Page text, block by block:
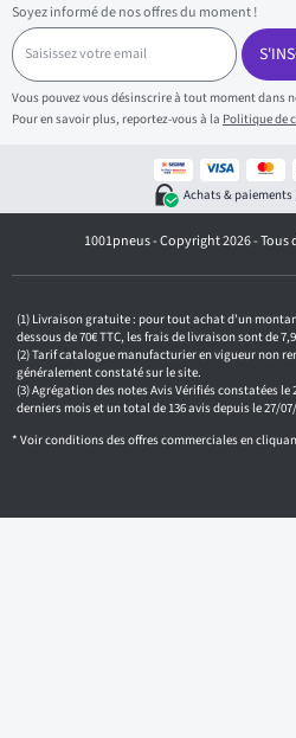
Soyez informé de nos offres du moment !
S
a
i
s
i
s
e
m
a
Vous pouvez vous désinscrire à tout moment dans
Pour en savoir plus, reportez-vous à la Politique de
Achats & paiements
1001pneus - Copyright 2026 - Tous
Livraison gratuite : pour tout achat d'un
dessous de 70€ TTC, les frais de livraison sont de
Tarif catalogue manufacturier en vigueur non
généralement constaté sur le site.
Agrégation des notes Avis Vérifiés constatées le
derniers mois et un total de 136 avis depuis le 27/
* Voir conditions des offres commerciales en